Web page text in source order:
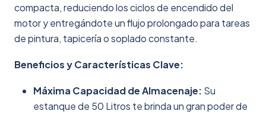
compacta, reduciendo los ciclos de encendido del
motor y entregándote un flujo prolongado para tareas
de pintura, tapicería o soplado constante.
Beneficios y Características Clave:
Máxima Capacidad de Almacenaje: Su
estanque de 50 Litros te brinda un gran poder de